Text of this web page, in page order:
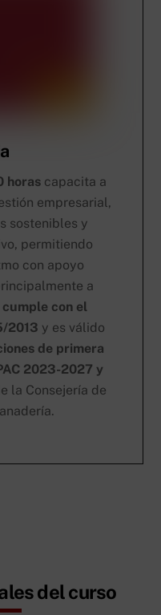
horas capacita a
empresarial,
sostenibles y
permitiendo
con apoyo
a
cumple con el
2013 y es válido
de primera
2023-2027 y
la Consejería de
del curso